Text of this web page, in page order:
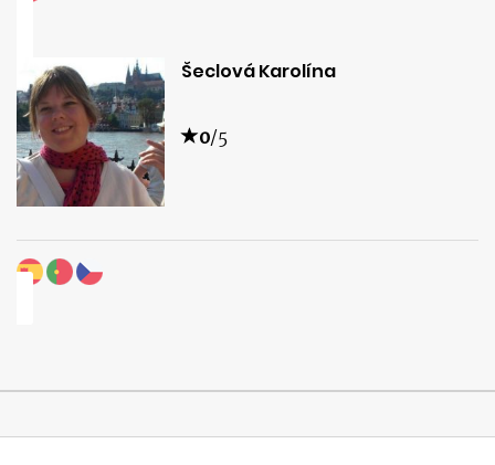
Šeclová Karolína
0/5